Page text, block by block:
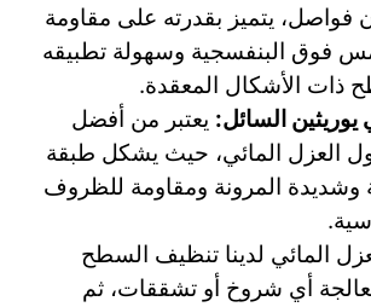
فواصل، يتميز بقدرته على مقاومة
فوق البنفسجية وسهولة تطبيقه
ذات الأشكال المعقدة.
يوريثين السائل: يعتبر من أفضل
العزل المائي، حيث يشكل طبقة
وشديدة المرونة ومقاومة للظروف
المائي لدينا تنظيف السطح
أي شروخ أو تشققات، ثم